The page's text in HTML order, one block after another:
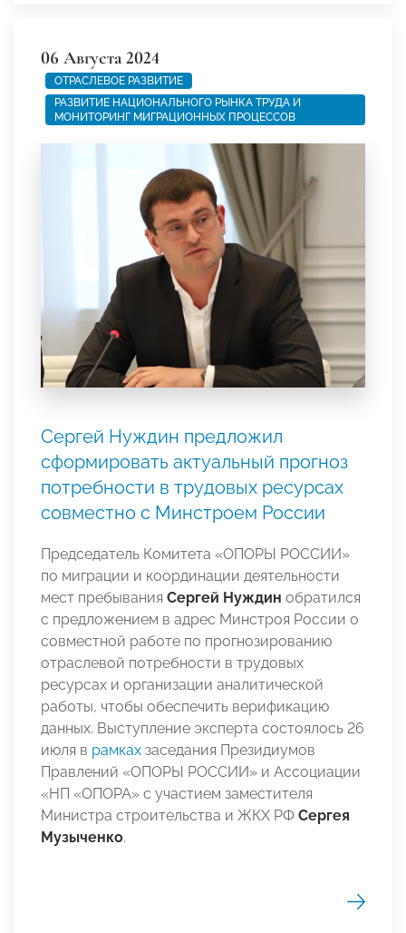
06 Августа 2024
ОТРАСЛЕВОЕ РАЗВИТИЕ
РАЗВИТИЕ НАЦИОНАЛЬНОГО РЫНКА ТРУДА И
МОНИТОРИНГ МИГРАЦИОННЫХ ПРОЦЕССОВ
Сергей Нуждин предложил
сформировать актуальный прогноз
потребности в трудовых ресурсах
совместно с Минстроем России
Председатель Комитета «ОПОРЫ РОССИИ»
по миграции и координации деятельности
мест пребывания Сергей Нуждин обратился
с предложением в адрес Минстроя России о
совместной работе по прогнозированию
отраслевой потребности в трудовых
ресурсах и организации аналитической
работы, чтобы обеспечить верификацию
данных. Выступление эксперта состоялось 26
июля в рамках заседания Президиумов
Правлений «ОПОРЫ РОССИИ» и Ассоциации
«НП «ОПОРА» с участием заместителя
Министра строительства и ЖКХ РФ Сергея
Музыченко.